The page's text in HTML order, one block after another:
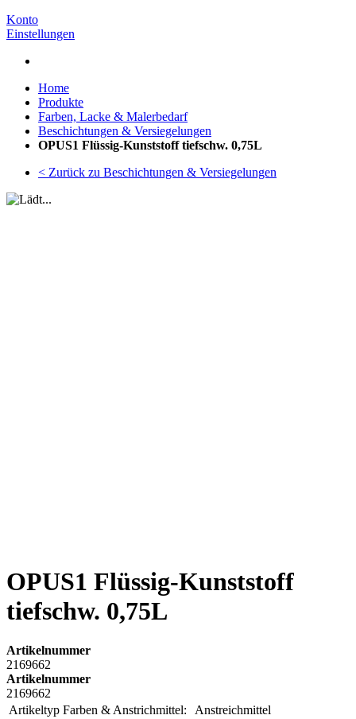
Konto
Einstellungen
Home
Produkte
Farben, Lacke & Malerbedarf
Beschichtungen & Versiegelungen
OPUS1 Flüssig-Kunststoff tiefschw. 0,75L
< Zurück zu Beschichtungen & Versiegelungen
OPUS1 Flüssig-Kunststoff
tiefschw. 0,75L
Artikelnummer
2169662
Artikelnummer
2169662
Artikeltyp Farben & Anstrichmittel:
Anstreichmittel